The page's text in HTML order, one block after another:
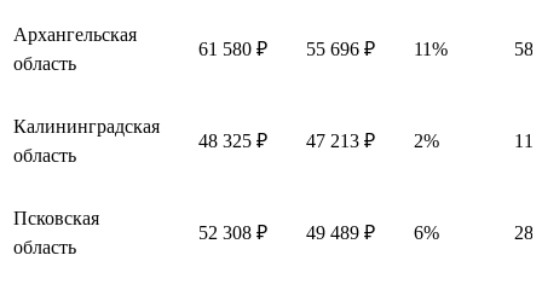
Архангельская
область
61 580 ₽ 55 696 ₽ 11%
Калининградская
область
48 325 ₽ 47 213 ₽ 2%
Псковская
область
52 308 ₽ 49 489 ₽ 6%